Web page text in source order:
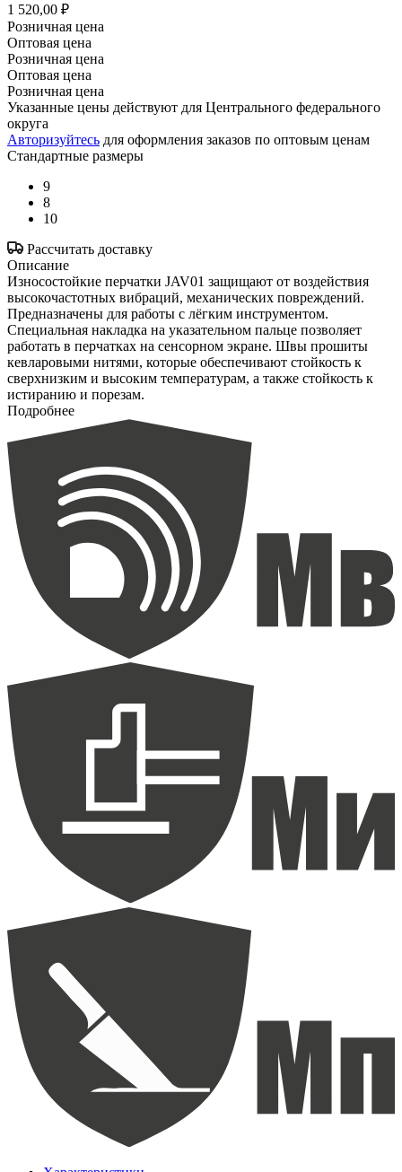
1 520,00 ₽
Розничная цена
Оптовая цена
Розничная цена
Оптовая цена
Розничная цена
Указанные цены действуют для Центрального федерального
округа
Авторизуйтесь для оформления заказов по оптовым ценам
Стандартные размеры
9
8
10
Рассчитать доставку
Описание
Износостойкие перчатки JAV01 защищают от воздействия
высокочастотных вибраций, механических повреждений.
Предназначены для работы с лёгким инструментом.
Специальная накладка на указательном пальце позволяет
работать в перчатках на сенсорном экране. Швы прошиты
кевларовыми нитями, которые обеспечивают стойкость к
сверхнизким и высоким температурам, а также стойкость к
истиранию и порезам.
Подробнее